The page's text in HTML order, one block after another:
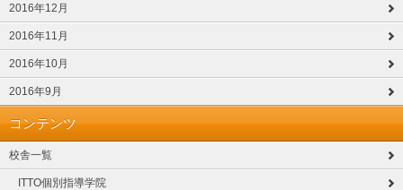
2016年12月
2016年11月
2016年10月
2016年9月
コンテンツ
校舎一覧
ITTO個別指導学院